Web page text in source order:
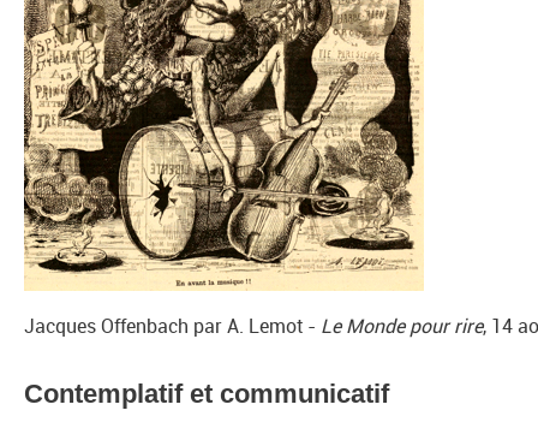
Jacques Offenbach par A. Lemot - Le Monde pour rire, 14
Contemplatif et communicatif